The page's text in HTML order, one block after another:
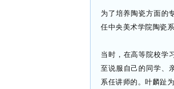
为了培养陶瓷方面的
任中央美术学院陶瓷
当时，在高等院校学
至说服自己的同学、
系任讲师的。叶麟趾